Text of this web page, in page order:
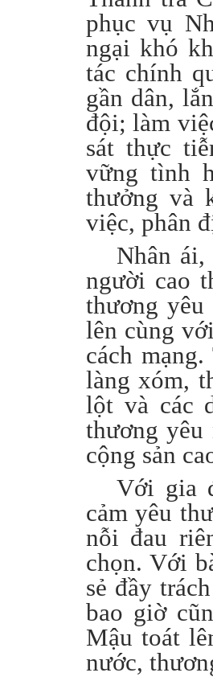
phục vụ
ngại khó
tác chính
gần dân,
đội; làm
sát thực
vững tình
thưởng và
việc, phân
Nhân
người cao
thương
lên cùng
cách
làng xóm,
lột và các
thương yêu
cộng sản
Với gia
cảm yêu
nỗi đau
chọn. Với
sẻ đầy
bao giờ
Mậu toát
nước,